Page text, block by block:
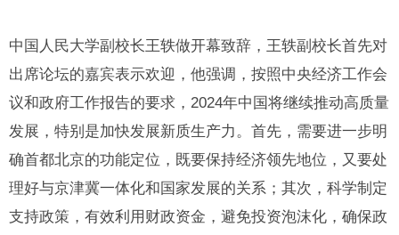
中国人民大学副校长王轶做开幕致辞，王轶副校长首先对
出席论坛的嘉宾表示欢迎，他强调，按照中央经济工作会
议和政府工作报告的要求，2024年中国将继续推动高质量
发展，特别是加快发展新质生产力。首先，需要进一步明
确首都北京的功能定位，既要保持经济领先地位，又要处
理好与京津冀一体化和国家发展的关系；其次，科学制定
支持政策，有效利用财政资金，避免投资泡沫化，确保政